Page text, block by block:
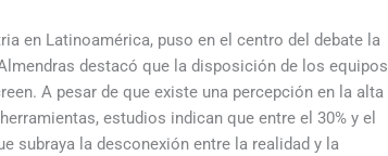
en Latinoamérica, puso en el centro del debate la
destacó que la disposición de los equipos
A pesar de que existe una percepción en la alta
estudios indican que entre el 30% y el
subraya la desconexión entre la realidad y la